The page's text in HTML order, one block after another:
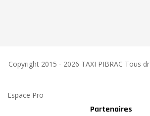
Copyright 2015 - 2026 TAXI PIBRAC Tous
Espace Pro
Partenaires